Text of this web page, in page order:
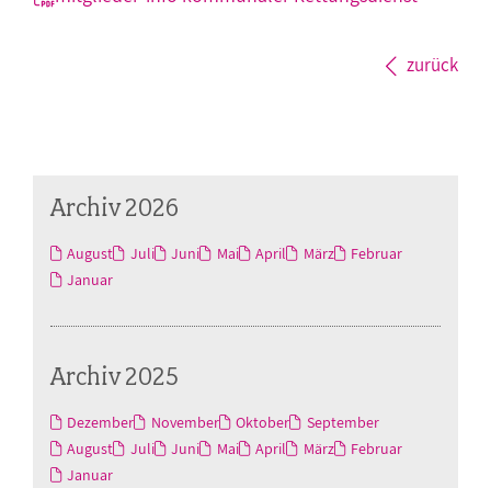
zurück
Archiv 2026
August Juli Juni Mai April März
Februar
Januar
Archiv 2025
Dezember November Oktober
September
August
Juli Juni Mai April März
Februar
Januar